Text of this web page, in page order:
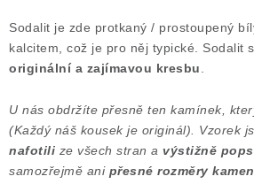
Sodalit je zde protkaný / prostoupený
kalcitem, což je pro něj typické. Sodalit
originální a zajímavou kresbu
U nás obdržíte přesně ten kamínek,
(Každý náš kousek je originál). Vzorek
nafotili ze všech stran a výstižně
samozřejmě ani přesné rozměry